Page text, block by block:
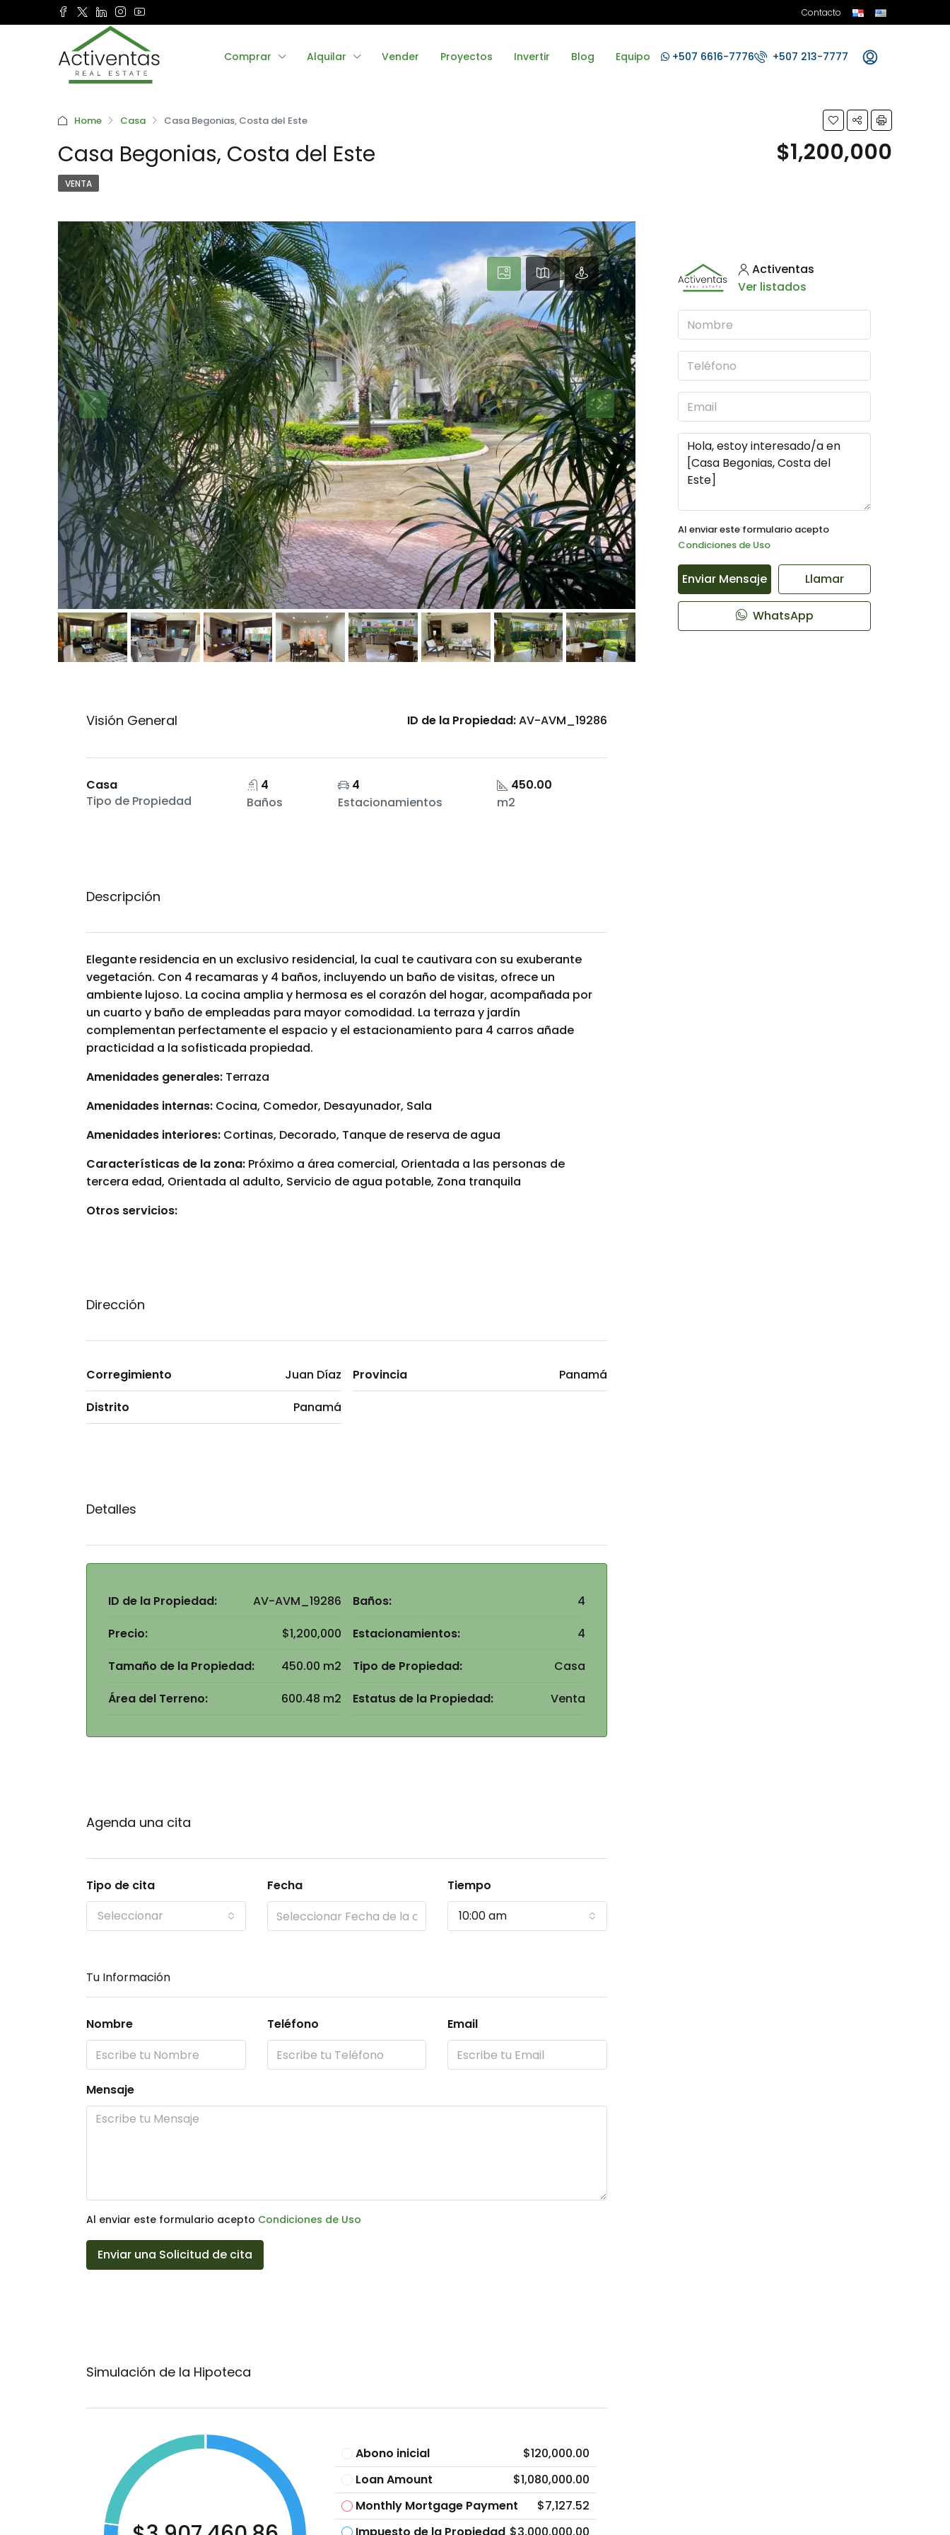
Contacto
Comprar Alquilar Vender Proyectos Invertir Blog Equipo +507 6616-7776 +507 213-7777
Home Casa Casa Begonias, Costa del Este
Casa Begonias, Costa del Este $1,200,000
VENTA
Visión General ID de la Propiedad:AV-AVM_19286
Casa
Tipo de Propiedad
4
Baños
4
Estacionamientos
450.00
m2
Descripción
Elegante residencia en un exclusivo residencial, la cual te cautivara con su exuberante
vegetación. Con 4 recamaras y 4 baños, incluyendo un baño de visitas, ofrece un
ambiente lujoso. La cocina amplia y hermosa es el corazón del hogar, acompañada por
un cuarto y baño de empleadas para mayor comodidad. La terraza y jardín
complementan perfectamente el espacio y el estacionamiento para 4 carros añade
practicidad a la sofisticada propiedad.
Amenidades generales: Terraza
Amenidades internas: Cocina, Comedor, Desayunador, Sala
Amenidades interiores: Cortinas, Decorado, Tanque de reserva de agua
Características de la zona: Próximo a área comercial, Orientada a las personas de
tercera edad, Orientada al adulto, Servicio de agua potable, Zona tranquila
Otros servicios:
Dirección
Corregimiento
Juan Díaz
Distrito
Panamá
Provincia Panamá
Detalles
ID de la Propiedad:
AV-AVM_19286
Precio:
$1,200,000
Tamaño de la Propiedad:
450.00 m2
Área del Terreno:
600.48 m2
Baños:
4
Estacionamientos:
4
Tipo de Propiedad:
Casa
Estatus de la Propiedad:
Venta
Agenda una cita
Tipo de cita
Seleccionar
Fecha
Tiempo
10:00 am
Tu Información
Nombre Teléfono Email
Mensaje
Al enviar este formulario acepto Condiciones de Uso
Enviar una Solicitud de cita
Simulación de la Hipoteca
Abono inicial
$120,000.00
Loan Amount
$1,080,000.00
Monthly Mortgage Payment
$7,127.52
Impuesto de la Propiedad $3,000,000.00
Activentas
Ver listados
Al enviar este formulario acepto
Condiciones de Uso
Enviar Mensaje Llamar
WhatsApp